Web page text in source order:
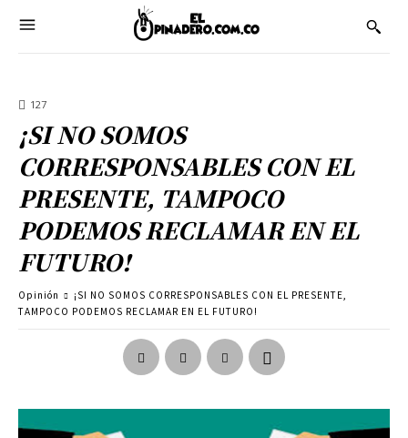
127
¡SI NO SOMOS
CORRESPONSABLES CON EL
PRESENTE, TAMPOCO
PODEMOS RECLAMAR EN EL
FUTURO!
Opinión
¡SI NO SOMOS CORRESPONSABLES CON EL PRESENTE,
TAMPOCO PODEMOS RECLAMAR EN EL FUTURO!